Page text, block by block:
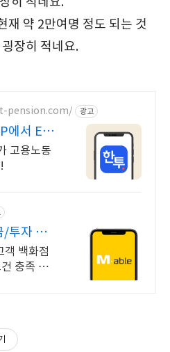
재 약 2만여명 정도 되는 것
장히 적네요.
pension.com/ 광고
에서 ETF
고용노동
/투자 구
객 백화점
충족 시)